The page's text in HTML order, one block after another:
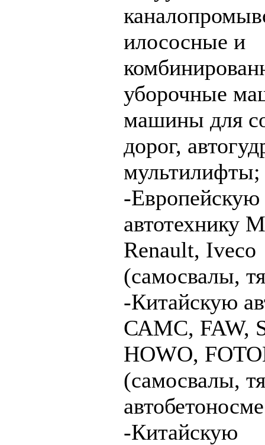
илососные и
уборочные
машины для
дорог,
мультилифты;
-Европейскую
автотехнику
Renault, Iveco
(самосвалы,
-Китайскую
САМС, FAW,
HOWO,
(самосвалы,
-Китайскую